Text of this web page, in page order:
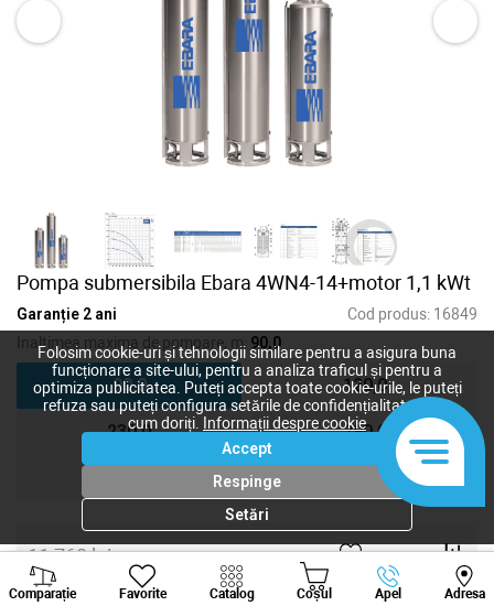
Pompa submersibila Ebara 4WN4-14+motor 1,1 kWt
Garanție 2 ani Cod produs: 16849
Inaltimea maxima de pompare, m: 90,0
90,0 120,0
230,0 290,0
11 760lei
9 765 lei +
Comparație Favorite Catalog Coșul Apel Adresa
Viber Whatsapp
Folosim cookie-uri și tehnologii similare pentru a asigura buna
funcționare a site-ului, pentru a analiza traficul și pentru a
optimiza publicitatea. Puteți accepta toate cookie-urile, le puteți
refuza sau puteți configura setările de confidențialitate după
cum doriți.
Informații despre cookie
Accept
Respinge
Setări